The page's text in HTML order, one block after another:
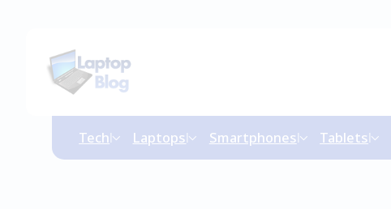
Tech Laptops Smartphones Tablets